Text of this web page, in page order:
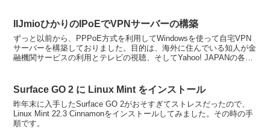
IIJmioひかりのIPoEでVPNサーバーの構築
ずっと以前から、PPPoE方式を利用してWindowsを使って自宅VPN
サーバーを構築しておりました。目的は、海外に住んでいる知人が金
融機関サービスの利用とテレビの視聴、そしてYahoo! JAPANの各種
Surface GO 2 に Linux Mint をインストール
昨年末に入手したSurface GO 2がおそすぎてストレスだったので、
Linux Mint 22.3 Cinnamonをインストールしてみました。その時の手
順です。